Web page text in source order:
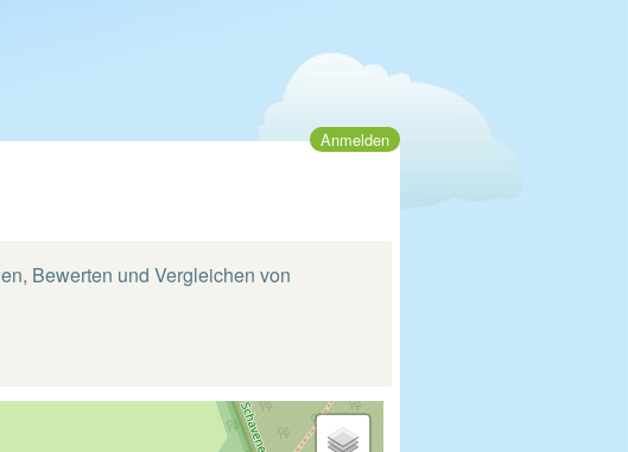
Anmelden
Bewerten und Vergleichen von